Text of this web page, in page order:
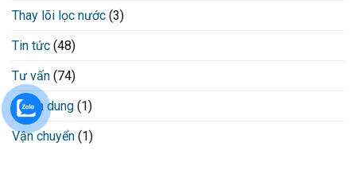
Thay lõi lọc nước (3)
Tin tức (48)
Tư vấn (74)
Tuyển dung (1)
Vận chuyển (1)